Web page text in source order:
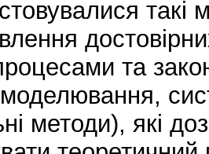
такі
та
методи), які